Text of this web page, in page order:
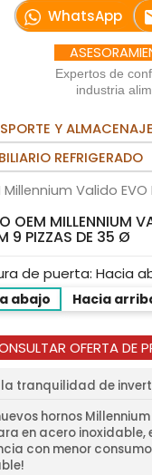
WhatsApp
Expertos de
industria
Y ALMACENAJE
REFRIGERADO
Millennium Valido
OEM MILLENNIUM
9 PIZZAS DE 35 Ø
de puerta: Hacia
abajo Hacia
OFERTA DE
la tranquilidad de
hornos
en acero
con menor